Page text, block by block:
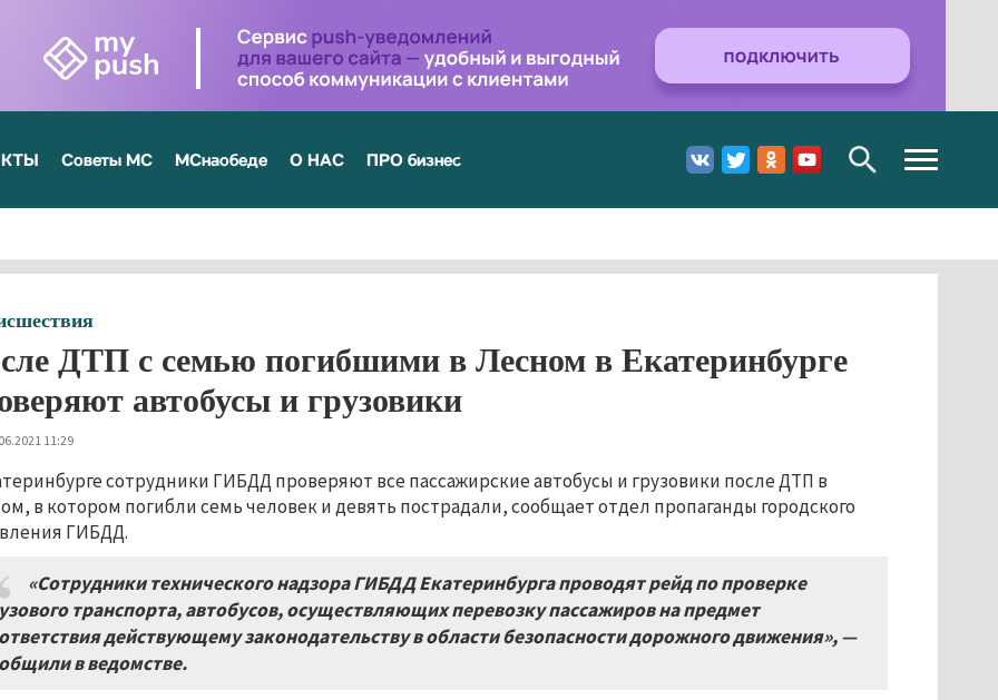
Советы МС МСнаобеде О НАС ПРО бизнес
Toggle
navigation
ДТП с семью погибшими в Лесном в Екатеринбурге
автобусы и грузовики
11:29
сотрудники ГИБДД проверяют все пассажирские автобусы и грузовики после ДТП в
в котором погибли семь человек и девять пострадали, сообщает отдел пропаганды городского
ГИБДД.
«Сотрудники технического надзора ГИБДД Екатеринбурга проводят рейд по проверке
транспорта, автобусов, осуществляющих перевозку пассажиров на предмет
действующему законодательству в области безопасности дорожного движения», —
в ведомстве.